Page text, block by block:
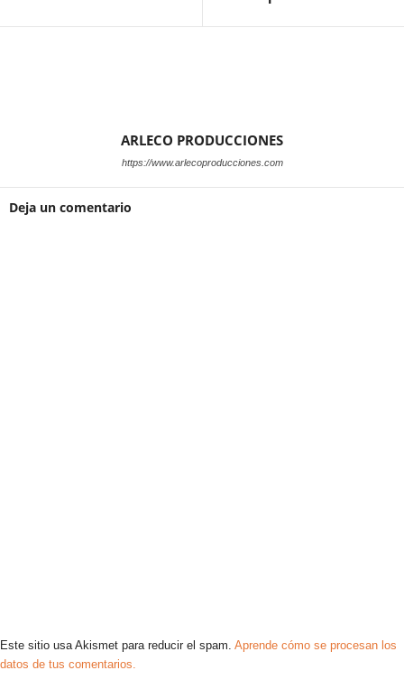
ARLECO PRODUCCIONES
https://www.arlecoproducciones.com
Deja un comentario
Este sitio usa Akismet para reducir el spam. Aprende cómo se procesan los
datos de tus comentarios.